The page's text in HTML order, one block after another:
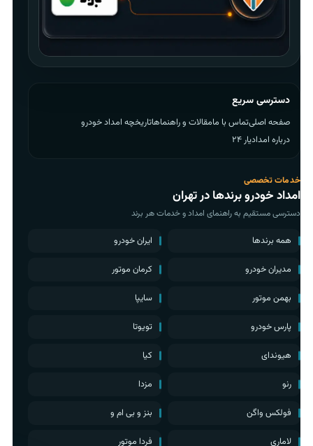
دسترسی سریع
صفحه اصلیتماس با مامقالات و راهنماهاتاریخچه امداد خودرو
درباره امدادیار ۲۴
خدمات تخصصی
امداد خودرو برندها در تهران
دسترسی مستقیم به راهنمای امداد و خدمات هر برند
همه برندها ایران خودرو
مدیران خودرو کرمان موتور
بهمن موتور سایپا
پارس خودرو تویوتا
هیوندای کیا
رنو مزدا
فولکس واگن بنز و بی ام و
لاماری فردا موتور